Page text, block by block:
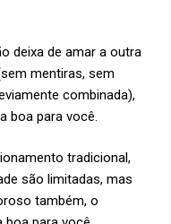
deixa de amar a outra
mentiras, sem
combinada),
boa para você.
tradicional,
são limitadas, mas
também, o